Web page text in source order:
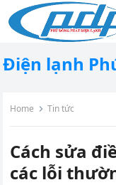
Điện lạnh
Home Tin tức
Cách sửa
các lỗi